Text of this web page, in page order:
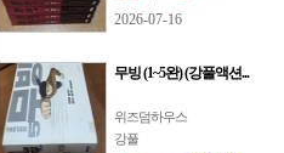
2026-07-16
무빙 (1~5완) (강풀액션...
위즈덤하우스
강풀